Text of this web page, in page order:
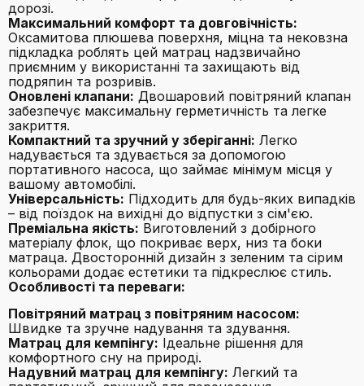
дорозі.
Максимальний комфорт та довговічність:
Оксамитова плюшева поверхня, міцна та нековзна
підкладка роблять цей матрац надзвичайно
приємним у використанні та захищають від
подряпин та розривів.
Оновлені клапани: Двошаровий повітряний клапан
забезпечує максимальну герметичність та легке
закриття.
Компактний та зручний у зберіганні: Легко
надувається та здувається за допомогою
портативного насоса, що займає мінімум місця у
вашому автомобілі.
Універсальність: Підходить для будь-яких випадків
– від поїздок на вихідні до відпустки з сім'єю.
Преміальна якість: Виготовлений з добірного
матеріалу флок, що покриває верх, низ та боки
матраца. Двосторонній дизайн з зеленим та сірим
кольорами додає естетики та підкреслює стиль.
Особливості та переваги:
Повітряний матрац з повітряним насосом:
Швидке та зручне надування та здування.
Матрац для кемпінгу: Ідеальне рішення для
комфортного сну на природі.
Надувний матрац для кемпінгу: Легкий та